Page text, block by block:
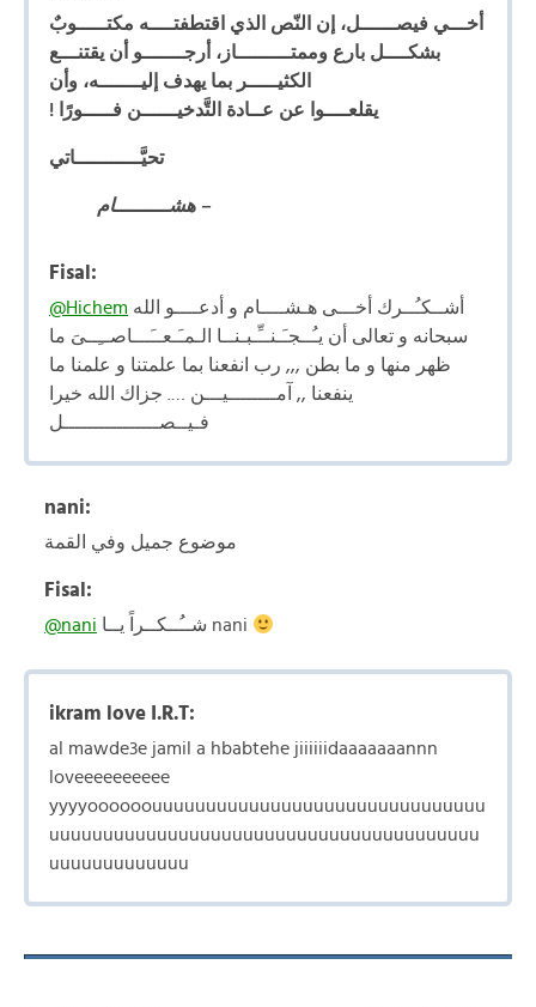
أخـــي فيصــــــل، إن النّص الذي اقتطفتــــه مكتـــــوبٌ
بشكــــل بارع وممتـــــــــاز، أرجـــــــو أن يقتنـــع
الكثيـــــر بما يهدف إليـــــــه، وأن
! يقلعــــوا عن عــادة التَّدخيــــــن فـــــورًا
تحيَّـــــــــــاتي
هشـــــــــام –
Fisal:
@Hichem
سبحانه و تعالى أن يـُــجـَـنــِّـبـنــا الـمـَـعــَـــاصــِــىَ ما
ظهر منها و ما بطن ,,, رب انفعنا بما علمتنا و علمنا ما
ينفعنا ,, آمــــــــيـــن …. جزاك الله خيرا
فـيــصــــــــــــــــل
nani:
موضوع جميل وفي القمة
Fisal:
@nani شــُــكــراً يــا nani
ikram love I.R.T:
al mawde3e jamil a hbabtehe jiiiiiidaaaaaaannn
loveeeeeeeeee
yyyyoooooouuuuuuuuuuuuuuuuuuuuuuuuuuuuuuu
uuuuuuuuuuuuuuuuuuuuuuuuuuuuuuuuuuuuuuuu
uuuuuuuuuuuuu